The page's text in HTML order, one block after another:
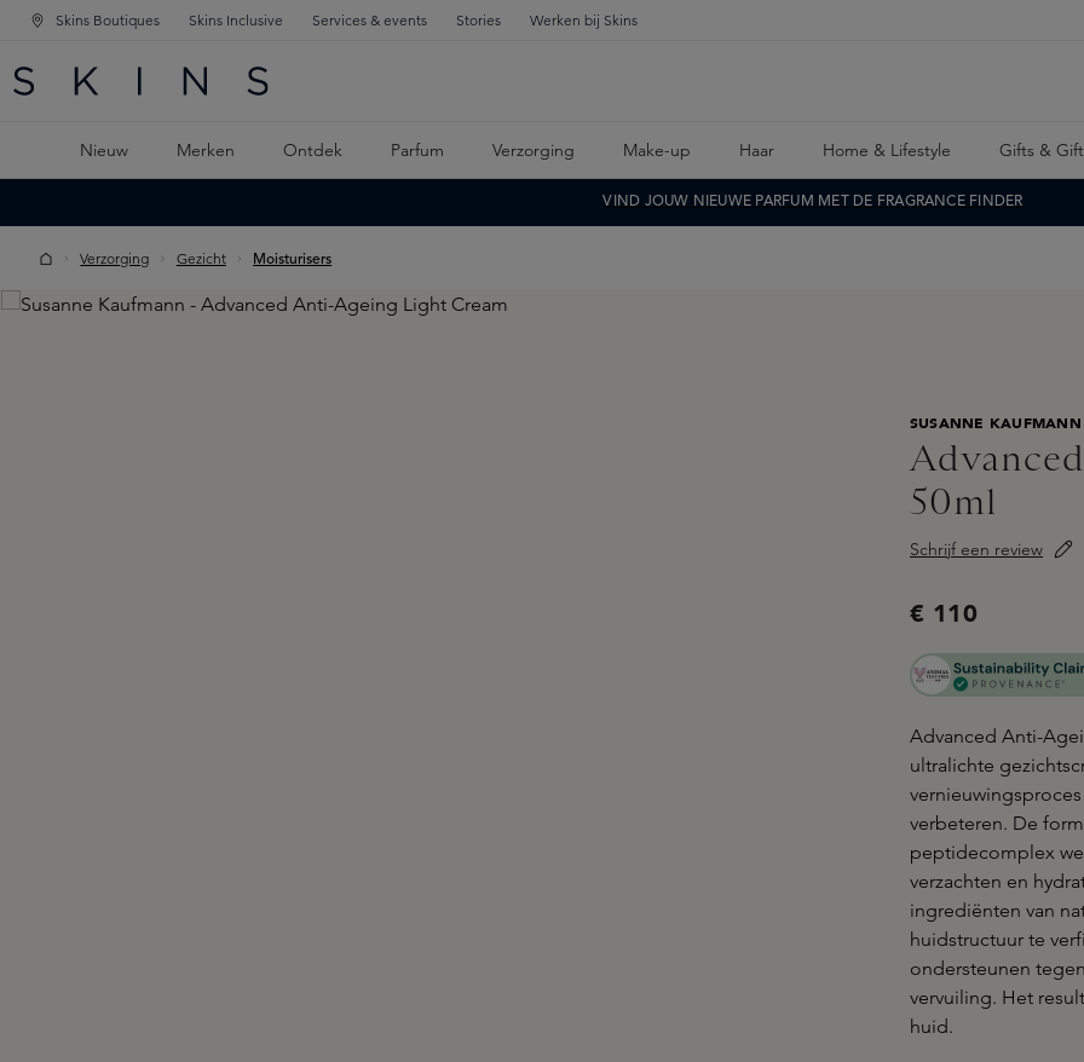
NAVIGATIE
DE HOOFDINHOUD
Skins Boutiques Skins Inclusive Services & events Stories Werken bij Skins
Nieuw Merken Ontdek Parfum Verzorging Make-up Haar Home & Lifestyle Gifts &
VIND JOUW NIEUWE PARFUM MET DE FRAGRANCE FINDER
Verzorging Gezicht Moisturisers
Skip image gallery
SUSANNE KAUFMANN
50ml
Schrijf een review
€ 110
Advanced Anti-
ultralichte
verbeteren. De
peptidecomplex
verzachten en
ingrediënten van
huidstructuur te
ondersteunen
vervuiling. Het
huid.